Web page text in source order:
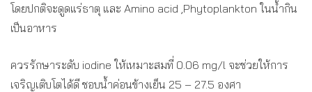
โดยปกติจะดูดแร่ธาตุ และ Amino acid ,Phytoplankton ในน้ำกิน
เป็นอาหาร
ควรรักษาระดับ iodine ให้เหมาะสมที่ 0.06 mg/l จะช่วยให้การ
เจริญเติบโตได้ดี ชอบน้ำค่อนข้างเย็น 25 – 27.5 องศา